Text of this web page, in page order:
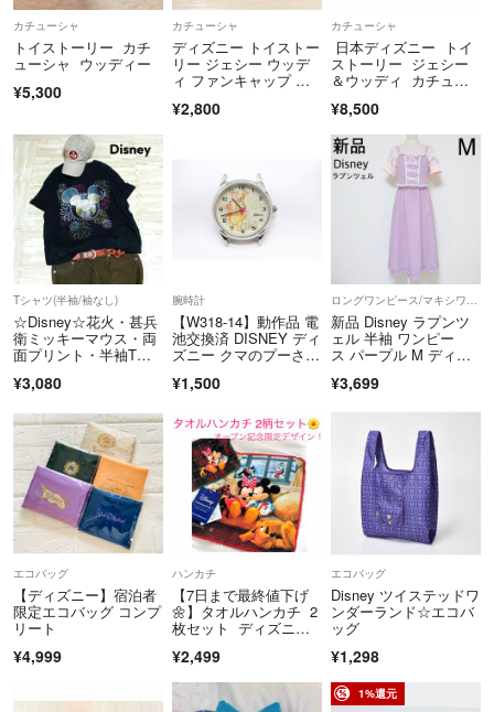
カチューシャ
トイストーリー カチ
ューシャ ウッディー
¥5,300
カチューシャ
ディズニー トイストー
リー ジェシー ウッデ
ィ ファンキャップ キ
¥2,800
カチューシャ
日本ディズニー トイ
ストーリー ジェシー
＆ウッディ カチュー
¥8,500
Tシャツ(半袖/袖なし)
☆Disney☆花火・甚兵
衛ミッキーマウス・両
面プリント・半袖Tシ
¥3,080
腕時計
【W318-14】動作品 電
池交換済 DISNEY ディ
ズニー クマのプーさ
イスのみ レディース
¥1,500
新品 Disney ラプンツ
ェル 半袖 ワンピー
ス パープル M ディズ
¥3,699
エコバッグ
【ディズニー】宿泊者
限定エコバッグ コンプ
リート
¥4,999
ハンカチ
【7日まで最終値下げ
🌼】タオルハンカチ 2
枚セット ディズニ
ップ オープン記念 限
定デザイン
¥2,499
エコバッグ
Disney ツイステッドワ
ンダーランド☆エコバ
ッグ
¥1,298
1%還元